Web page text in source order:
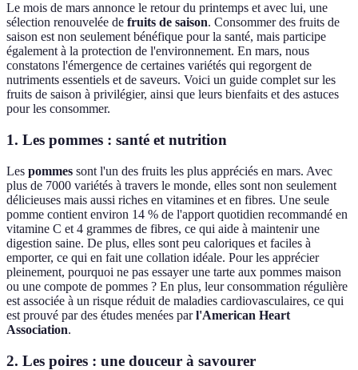
Le mois de mars annonce le retour du printemps et avec lui, une
sélection renouvelée de fruits de saison. Consommer des fruits de
saison est non seulement bénéfique pour la santé, mais participe
également à la protection de l'environnement. En mars, nous
constatons l'émergence de certaines variétés qui regorgent de
nutriments essentiels et de saveurs. Voici un guide complet sur les
fruits de saison à privilégier, ainsi que leurs bienfaits et des astuces
pour les consommer.
1. Les pommes : santé et nutrition
Les pommes sont l'un des fruits les plus appréciés en mars. Avec
plus de 7000 variétés à travers le monde, elles sont non seulement
délicieuses mais aussi riches en vitamines et en fibres. Une seule
pomme contient environ 14 % de l'apport quotidien recommandé en
vitamine C et 4 grammes de fibres, ce qui aide à maintenir une
digestion saine. De plus, elles sont peu caloriques et faciles à
emporter, ce qui en fait une collation idéale. Pour les apprécier
pleinement, pourquoi ne pas essayer une tarte aux pommes maison
ou une compote de pommes ? En plus, leur consommation régulière
est associée à un risque réduit de maladies cardiovasculaires, ce qui
est prouvé par des études menées parl'American Heart
Association.
2. Les poires : une douceur à savourer